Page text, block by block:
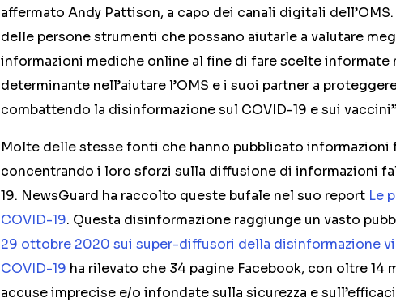
affermato Andy Pattison, a capo dei canali digitali
delle persone strumenti che possano aiutarle a valutare
informazioni mediche online al fine di fare scelte informate
determinante nell’aiutare l’OMS e i suoi partner a
combattendo la disinformazione sul COVID-19 e sui
Molte delle stesse fonti che hanno pubblicato informazioni
concentrando i loro sforzi sulla diffusione di informazioni
19. NewsGuard ha raccolto queste bufale nel suo report Le
COVID-19. Questa disinformazione raggiunge un vasto
29 ottobre 2020 sui super-diffusori della disinformazione
COVID-19 ha rilevato che 34 pagine Facebook, con oltre
accuse imprecise e/o infondate sulla sicurezza e